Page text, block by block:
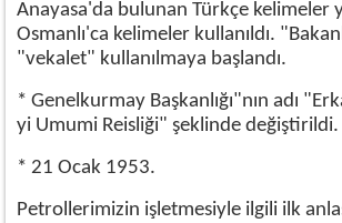
Anayasa'da bulunan Türkçe kelimeler
Osmanlı'ca kelimeler kullanıldı.
"vekalet" kullanılmaya başlandı.
* Genelkurmay Başkanlığı"nın adı
yi Umumi Reisliği" şeklinde değiştirildi.
* 21 Ocak 1953.
Petrollerimizin işletmesiyle ilgili ilk